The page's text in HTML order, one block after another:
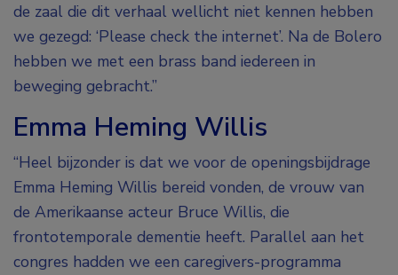
de zaal die dit verhaal wellicht niet kennen hebben
we gezegd: ‘Please check the internet’. Na de Bolero
hebben we met een brass band iedereen in
beweging gebracht.”
Emma Heming Willis
“Heel bijzonder is dat we voor de openingsbijdrage
Emma Heming Willis bereid vonden, de vrouw van
de Amerikaanse acteur Bruce Willis, die
frontotemporale dementie heeft. Parallel aan het
congres hadden we een caregivers-programma